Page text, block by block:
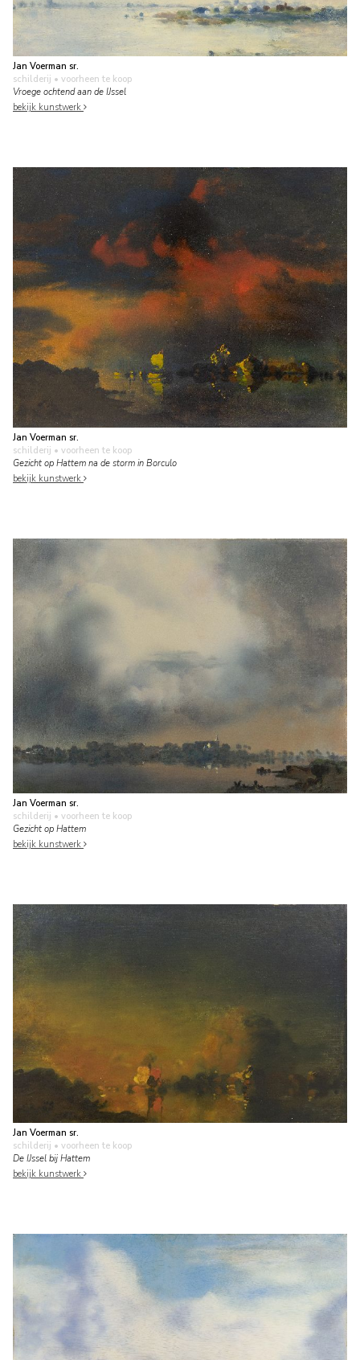
Jan Voerman sr.
schilderij • voorheen te koop
Vroege ochtend aan de IJssel
bekijk kunstwerk
Jan Voerman sr.
schilderij • voorheen te koop
Gezicht op Hattem na de storm in Borculo
bekijk kunstwerk
Jan Voerman sr.
schilderij • voorheen te koop
Gezicht op Hattem
bekijk kunstwerk
Jan Voerman sr.
schilderij • voorheen te koop
De IJssel bij Hattem
bekijk kunstwerk